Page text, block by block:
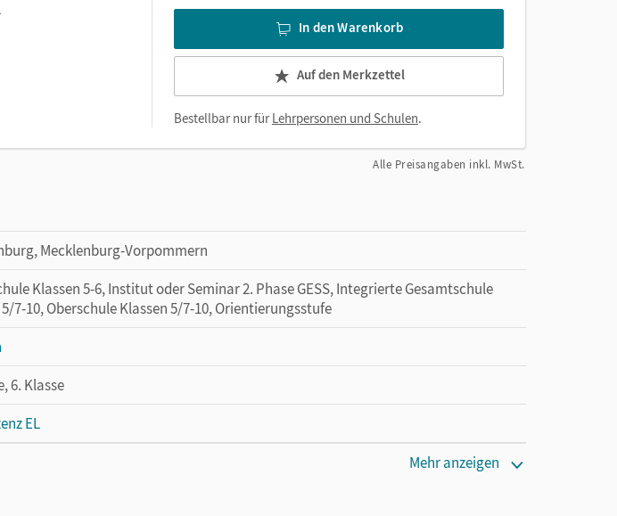
In den Warenkorb
Auf den Merkzettel
Bestellbar nur fürLehrpersonen und Schulen.
Alle Preisangaben inkl. MwSt.
Mecklenburg-Vorpommern
Klassen 5-6, Institut oder Seminar 2. Phase GESS, Integrierte Gesamtschule
7-10, Oberschule Klassen 5/7-10, Orientierungsstufe
6. Klasse
EL
Mehr anzeigen